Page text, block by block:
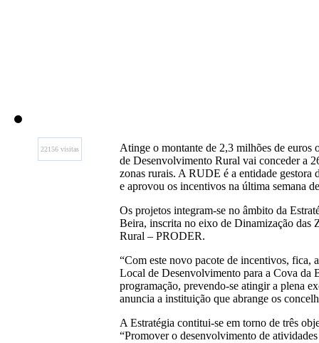
22156 visitas
Atinge o montante de 2,3 milhões de
de Desenvolvimento Rural vai conceder a
zonas rurais. A RUDE é a entidade
e aprovou os incentivos na última semana
Os projetos integram-se no âmbito da
Beira, inscrita no eixo de Dinamização das
Rural – PRODER.
“Com este novo pacote de incentivos, fica,
Local de Desenvolvimento para a Cova da
programação, prevendo-se atingir a plena
anuncia a instituição que abrange os
A Estratégia contitui-se em torno de três
“Promover o desenvolvimento de